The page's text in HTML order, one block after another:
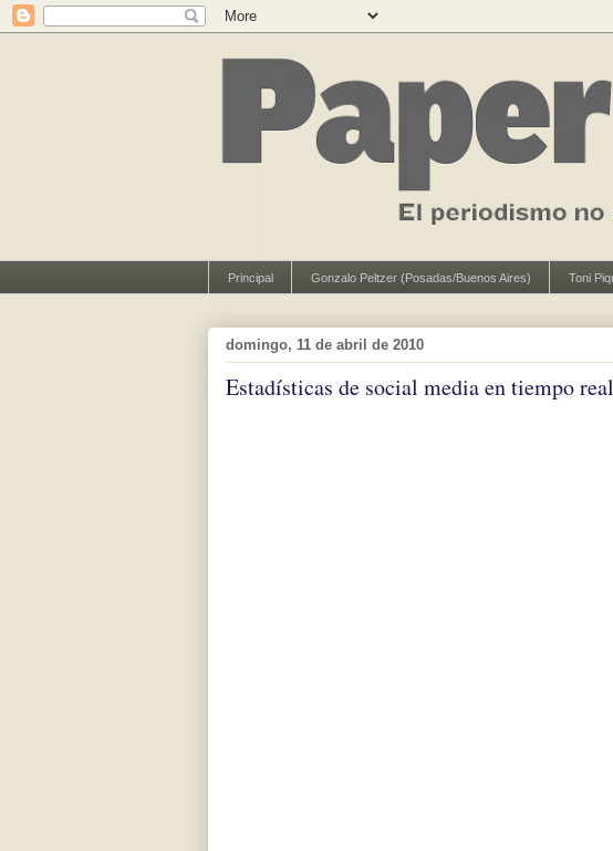
Principal Gonzalo Peltzer (Posadas/Buenos Aires) Toni
domingo, 11 de abril de 2010
Estadísticas de social media en tiempo real